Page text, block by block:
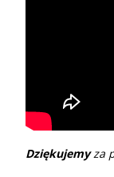
Dziękujemyza